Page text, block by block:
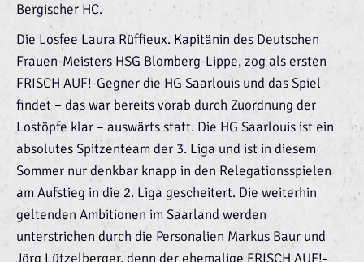
Bergischer HC.
Die Losfee Laura Rüffieux. Kapitänin des Deutschen
Frauen-Meisters HSG Blomberg-Lippe, zog als ersten
FRISCH AUF!-Gegner die HG Saarlouis und das Spiel
findet – das war bereits vorab durch Zuordnung der
Lostöpfe klar – auswärts statt. Die HG Saarlouis ist ein
absolutes Spitzenteam der 3. Liga und ist in diesem
Sommer nur denkbar knapp in den Relegationsspielen
am Aufstieg in die 2. Liga gescheitert. Die weiterhin
geltenden Ambitionen im Saarland werden
unterstrichen durch die Personalien Markus Baur und